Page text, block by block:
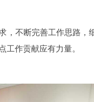
，不断完善工作思路，
工作贡献应有力量。